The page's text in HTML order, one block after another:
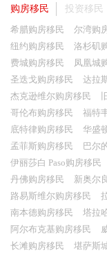
购房移民 投资移民
希腊购房移民
尔湾购
纽约购房移民
洛杉矶
费城购房移民
凤凰城
圣迭戈购房移民
达拉
杰克逊维尔购房移民
哥伦布购房移民
福特
底特律购房移民
华盛
孟菲斯购房移民
巴尔
伊丽莎白 Paso购房移民
丹佛购房移民
新奥尔
路易斯维尔购房移民
南本德购房移民
塔拉
阿尔布克基购房移民
长滩购房移民
堪萨斯